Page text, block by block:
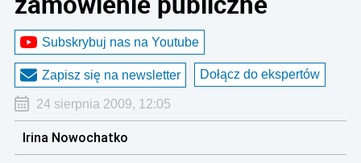
Subskrybuj nas na Youtube
Zapisz się na newsletter Dołącz do ekspertów
24 sierpnia 2009, 12:05
Irina Nowochatko